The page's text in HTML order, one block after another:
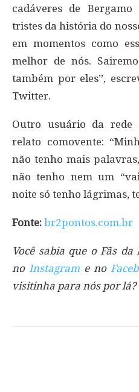
cadáveres de
tristes da história do
em momentos como
melhor de nós.
também por eles”,
Twitter.
Outro usuário da rede
relato comovente:
não tenho mais
não tenho nem um
noite só tenho lágrimas,
Fonte: br2pontos.com.br
Você sabia que o Fãs
no Instagrame no
visitinha para nós por lá?